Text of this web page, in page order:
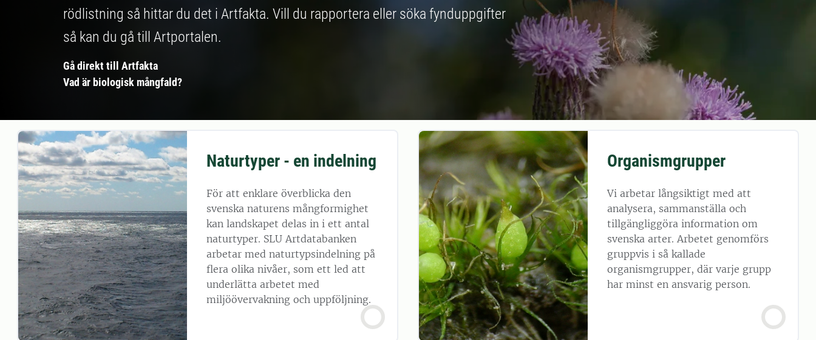
rödlistning så hittar du det i Artfakta. Vill du rapportera eller söka fynduppgifter
så kan du gå till Artportalen.
Gå direkt till Artfakta
Vad är biologisk mångfald?
Naturtyper - en indelning
För att enklare överblicka den
svenska naturens mångformighet
kan landskapet delas in i ett antal
naturtyper. SLU Artdatabanken
arbetar med naturtypsindelning på
flera olika nivåer, som ett led att
underlätta arbetet med
miljöövervakning och uppföljning.
Organismgrupper
Vi arbetar långsiktigt med att
analysera, sammanställa och
tillgängliggöra information om
svenska arter. Arbetet genomförs
gruppvis i så kallade
organismgrupper, där varje grupp
har minst en ansvarig person.